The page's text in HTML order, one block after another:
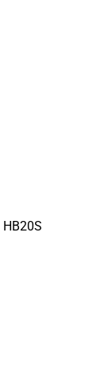
HB20S